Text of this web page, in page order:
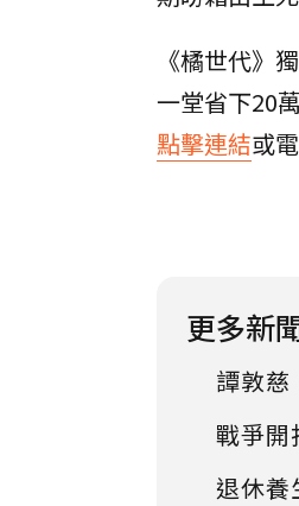
《橘世代》
一堂省下20
點擊連結或
更多新
譚敦
戰爭開
退休